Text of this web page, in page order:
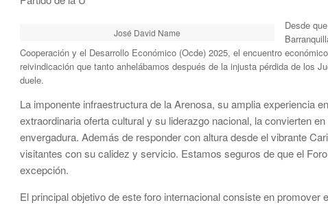
José David Name
Desde
Cooperación y el Desarrollo Económico (Ocde) 2025, el encuentro
reivindicación que tanto anhelábamos después de la injusta pérdida de los
duele.
La imponente infraestructura de la Arenosa, su amplia experiencia
extraordinaria oferta cultural y su liderazgo nacional, la convierten
envergadura. Además de responder con altura desde el vibrante
visitantes con su calidez y servicio. Estamos seguros de que el
excepción.
El principal objetivo de este foro internacional consiste en